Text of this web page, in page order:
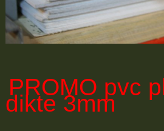
PROMO pvc
dikte 3mm